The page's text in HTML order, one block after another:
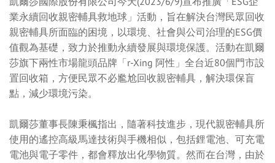
業永續回收親密輔具救地球」活動，旨在解決台灣民眾回收
親密輔具所面臨的困境，以環境、社會與公司治理的ESG價
值觀為基礎，致力於推動永續發展與環境保護。活動在凱爾
莎旗下兩性市場龍頭品牌「r-Xing 阿性」全台近80個門市設
置回收箱，方便民眾不必尷尬回收親密輔具，解決環保盲
點，減少環境污染。
凱爾莎董事長陳秉楓指出，隨著科技進步，現代親密輔具所
使用的遙控高級馬達技術與手機相似，包括鋰電池、可充電
電池與電子零件，都會釋放出化學物質。然而在台灣，由於